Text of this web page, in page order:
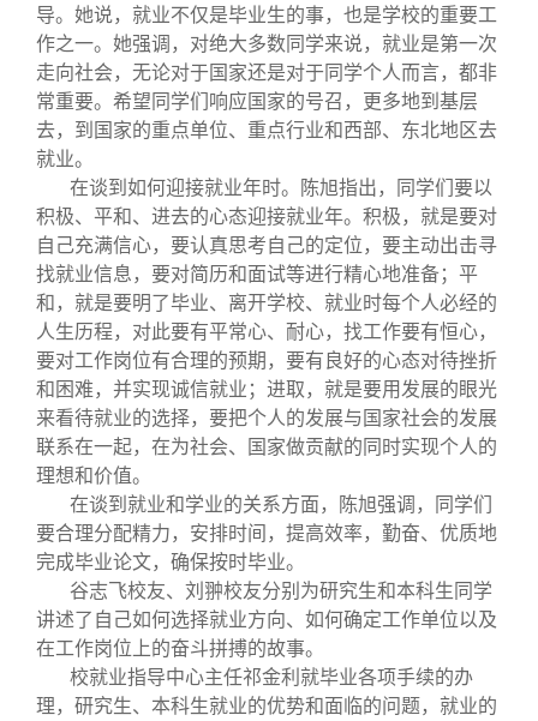
导。她说，就业不仅是毕业生的事，也是学校的重要工
作之一。她强调，对绝大多数同学来说，就业是第一次
走向社会，无论对于国家还是对于同学个人而言，都非
常重要。希望同学们响应国家的号召，更多地到基层
去，到国家的重点单位、重点行业和西部、东北地区去
就业。
在谈到如何迎接就业年时。陈旭指出，同学们要以
积极、平和、进去的心态迎接就业年。积极，就是要对
自己充满信心，要认真思考自己的定位，要主动出击寻
找就业信息，要对简历和面试等进行精心地准备；平
和，就是要明了毕业、离开学校、就业时每个人必经的
人生历程，对此要有平常心、耐心，找工作要有恒心，
要对工作岗位有合理的预期，要有良好的心态对待挫折
和困难，并实现诚信就业；进取，就是要用发展的眼光
来看待就业的选择，要把个人的发展与国家社会的发展
联系在一起，在为社会、国家做贡献的同时实现个人的
理想和价值。
在谈到就业和学业的关系方面，陈旭强调，同学们
要合理分配精力，安排时间，提高效率，勤奋、优质地
完成毕业论文，确保按时毕业。
谷志飞校友、刘翀校友分别为研究生和本科生同学
讲述了自己如何选择就业方向、如何确定工作单位以及
在工作岗位上的奋斗拼搏的故事。
校就业指导中心主任祁金利就毕业各项手续的办
理，研究生、本科生就业的优势和面临的问题，就业的